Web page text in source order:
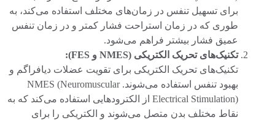
برای تسهیل تنفس در زمان‌های مختلف استفاده می‌کند، به
طوری که در زمان استراحت فشار کمتر و در زمان تنفس
عمیق فشار بیشتر فراهم می‌شود.
تکنیک‌های تحریک الکتریکی (NMES و FES):
تکنیک‌های تحریک الکتریکی برای تقویت عضلات دیافراگم و
بهبود تنفس استفاده می‌شوند. NMES (Neuromuscular
Electrical Stimulation) از الکترودهایی استفاده می‌کند که به
نقاط مختلف بدن متصل می‌شوند و الکتریکی را برای